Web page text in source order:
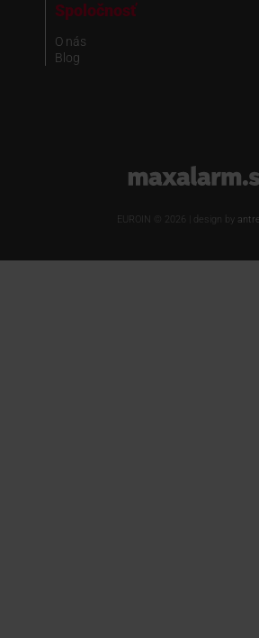
Spoločnosť
O nás
Blog
www.maxalarm.sk
EUROIN © 2026 | design by